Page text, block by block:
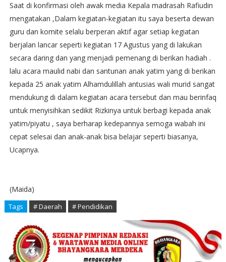
Saat di konfirmasi oleh awak media Kepala madrasah Rafiudin
mengatakan ,Dalam kegiatan-kegiatan itu saya beserta dewan
guru dan komite selalu berperan aktif agar setiap kegiatan
berjalan lancar seperti kegiatan 17 Agustus yang di lakukan
secara daring dan yang menjadi pemenang di berikan hadiah .
lalu acara maulid nabi dan santunan anak yatim yang di berikan
kepada 25 anak yatim Alhamdulillah antusias wali murid sangat
mendukung di dalam kegiatan acara tersebut dan mau berinfaq
untuk menyisihkan sedikit Rizkinya untuk berbagi kepada anak
yatim/piyatu , saya berharap kedepannya semoga wabah ini
cepat selesai dan anak-anak bisa belajar seperti biasanya,
Ucapnya.
(Maida)
Tags # Daerah # Pendidikan